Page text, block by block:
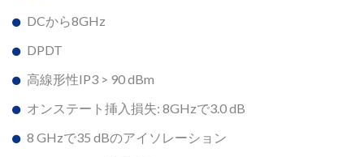
DCから8GHz
DPDT
高線形性IP3 > 90 dBm
オンステート挿入損失: 8GHzで3.0 dB
8 GHzで35 dBのアイソレーション